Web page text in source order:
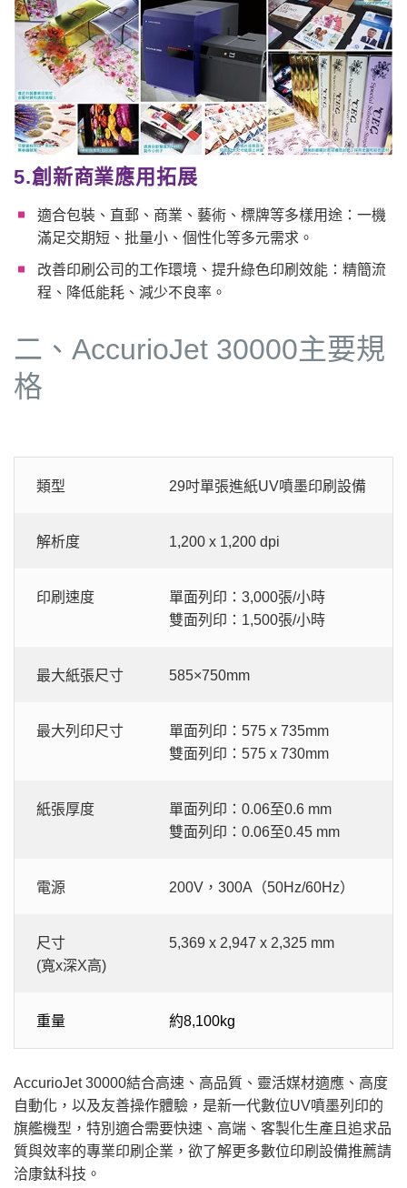
5.創新商業應用拓展
適合包裝、直郵、商業、藝術、標牌等多樣用途：一機
滿足交期短、批量小、個性化等多元需求。
改善印刷公司的工作環境、提升綠色印刷效能：精簡流
程、降低能耗、減少不良率。
二、AccurioJet 30000主要規
格
類型 29吋單張進紙UV噴墨印刷設備
解析度 1,200 x 1,200 dpi
印刷速度
單面列印：3,000張/小時
雙面列印：1,500張/小時
最大紙張尺寸 585×750mm
最大列印尺寸
單面列印：575 x 735mm
雙面列印：575 x 730mm
紙張厚度
單面列印：0.06至0.6 mm
雙面列印：0.06至0.45 mm
電源 200V，300A（50Hz/60Hz）
尺寸
(寬x深X高)
5,369 x 2,947 x 2,325 mm
重量 約8,100kg
AccurioJet 30000結合高速、高品質、靈活媒材適應、高度
自動化，以及友善操作體驗，是新一代數位UV噴墨列印的
旗艦機型，特別適合需要快速、高端、客製化生產且追求品
質與效率的專業印刷企業，欲了解更多數位印刷設備推薦請
洽康鈦科技。